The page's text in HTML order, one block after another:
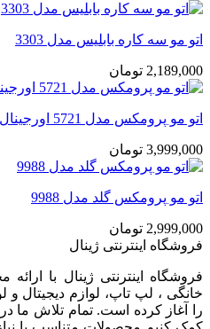
اتو مو سه کاره بابلیس مدل 3303
2,189,000 تومان
اتو مو پرومکس مدل 5721 اورجینال
3,999,000 تومان
اتو مو پرومکس گلد مدل 9988
2,999,000 تومان
فروشگاه اینترنتی ژینال
فروشگاه اینترنتی ژینال با
خانگی ، لپ تاپ، لوازم دیجیتال
را آغاز کرده است. تمام تلاش ما